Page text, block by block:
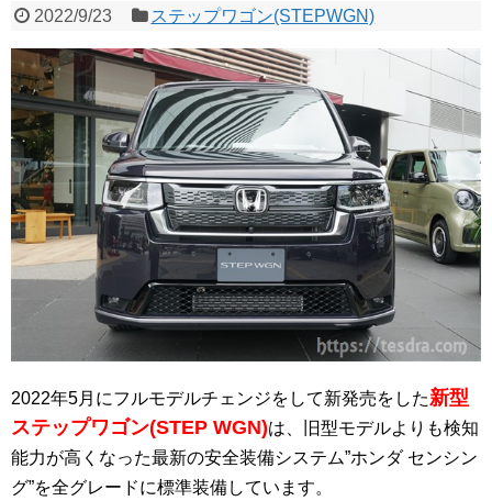
2022/9/23 ステップワゴン(STEPWGN)
2022年5月にフルモデルチェンジをして新発売をした新型
ステップワゴン(STEP WGN)は、旧型モデルよりも検知
能力が高くなった最新の安全装備システム”ホンダ センシン
グ”を全グレードに標準装備しています。